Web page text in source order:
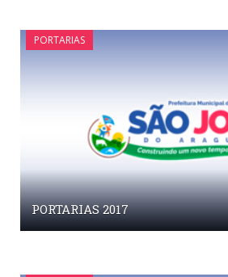
PORTARIAS
PORTARIAS 2017